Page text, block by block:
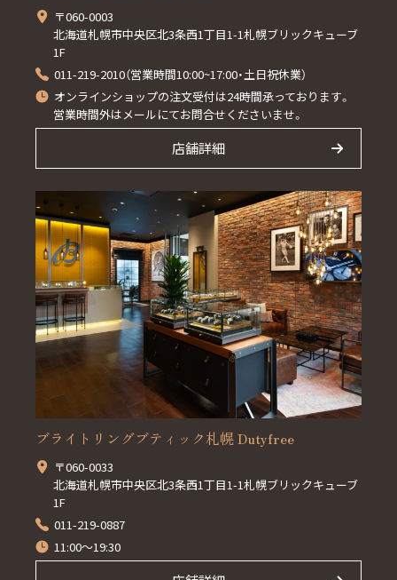
〒060-0003
北海道札幌市中央区北3条西1丁目1-1札幌ブリックキューブ
1F
011-219-2010（営業時間10:00~17:00・土日祝休業）
オンラインショップの注文受付は24時間承っております。
営業時間外はメールにてお問合せくださいませ。
店舗詳細
ブライトリングブティック札幌 Dutyfree
〒060-0033
北海道札幌市中央区北3条西1丁目1-1札幌ブリックキューブ
1F
011-219-0887
11:00～19:30